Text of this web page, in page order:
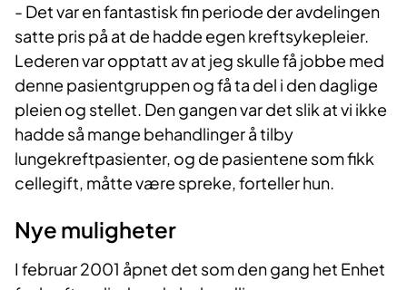
- Det var en fantastisk fin periode der avdelingen
satte pris på at de hadde egen kreftsykepleier.
Lederen var opptatt av at jeg skulle få jobbe med
denne pasientgruppen og få ta del i den daglige
pleien og stellet. Den gangen var det slik at vi ikke
hadde så mange behandlinger å tilby
lungekreftpasienter, og de pasientene som fikk
cellegift, måtte være spreke, forteller hun.
Nye muligheter
I februar 2001 åpnet det som den gang het Enhet